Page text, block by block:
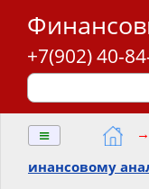
+7(902) 40-
≡ →
инансовому